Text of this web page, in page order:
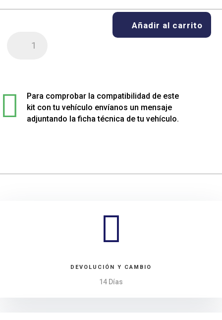
rebajados
Volkswagen
Añadir al carrito

Para comprobar la compatibilidad de este
kit con tu vehículo envíanos un mensaje
adjuntando la ficha técnica de tu vehículo.

DEVOLUCIÓN Y CAMBIO
14 Días